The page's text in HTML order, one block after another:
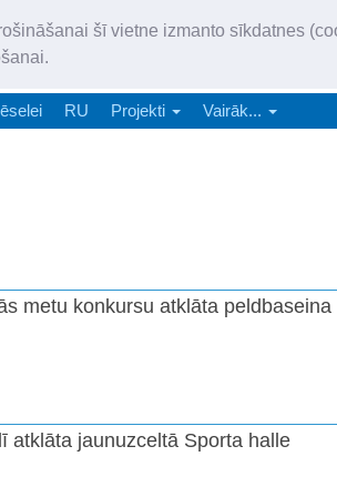
šī vietne izmanto sīkdatnes
„Latgales Laiks” latviešu valodā aptver
RU Projekti Vairāk...
metu konkursu atklāta
atklāta jaunuzceltā Sporta halle